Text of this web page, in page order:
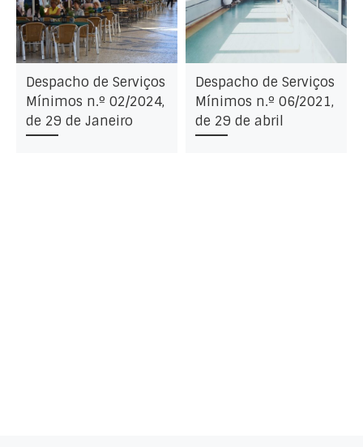
Despacho de Serviços
Mínimos n.º 02/2024,
de 29 de Janeiro
Despacho de Serviços
Mínimos n.º 06/2021,
de 29 de abril